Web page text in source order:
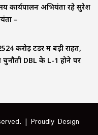
कार्यपालन अभियंता रहे सुरेश
–
करोड़ टेंडर में बड़ी राहत,
चुनौती DBL के L-1 होने पर
| Proudly Design